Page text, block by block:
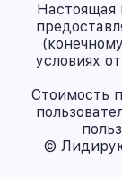
Настоящая
условиях
Стоимость
©